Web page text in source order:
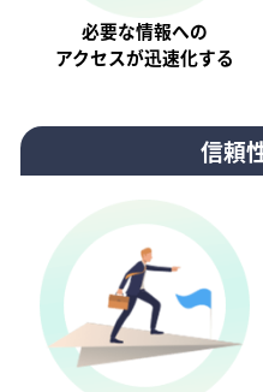
必要な情報への
アクセスが迅速化する
信頼